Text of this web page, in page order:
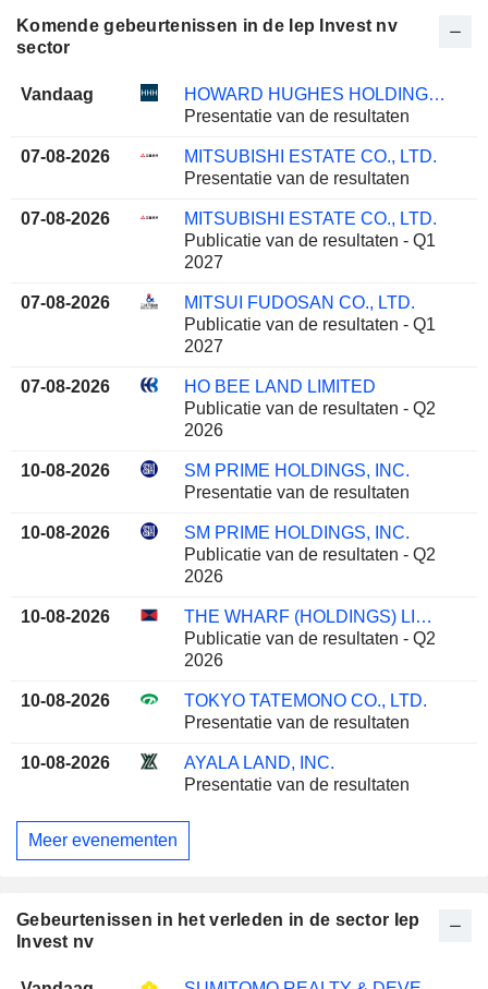
Komende gebeurtenissen in de Iep Invest nv
sector
Vandaag
HOWARD HUGHES HOLDINGS INC.
Presentatie van de resultaten
07-08-2026
MITSUBISHI ESTATE CO., LTD.
Presentatie van de resultaten
07-08-2026
MITSUBISHI ESTATE CO., LTD.
Publicatie van de resultaten - Q1
2027
07-08-2026
MITSUI FUDOSAN CO., LTD.
Publicatie van de resultaten - Q1
2027
07-08-2026
HO BEE LAND LIMITED
Publicatie van de resultaten - Q2
2026
10-08-2026
SM PRIME HOLDINGS, INC.
Presentatie van de resultaten
10-08-2026
SM PRIME HOLDINGS, INC.
Publicatie van de resultaten - Q2
2026
10-08-2026
THE WHARF (HOLDINGS) LIMITED
Publicatie van de resultaten - Q2
2026
10-08-2026
TOKYO TATEMONO CO., LTD.
Presentatie van de resultaten
10-08-2026
AYALA LAND, INC.
Presentatie van de resultaten
Meer evenementen
Gebeurtenissen in het verleden in de sector Iep
Invest nv